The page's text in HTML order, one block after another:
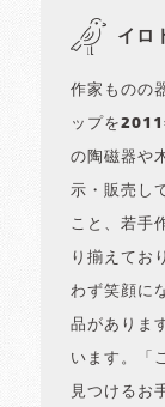
イロ
作家ものの
ップを
の陶磁器や
示・販売し
こと、若手
り揃えてお
わず笑顔に
品がありま
います。「
見つけるお